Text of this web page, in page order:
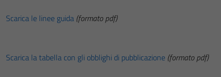
Scarica le linee guida (formato pdf)
Scarica la tabella con gli obblighi di pubblicazione (formato pdf)